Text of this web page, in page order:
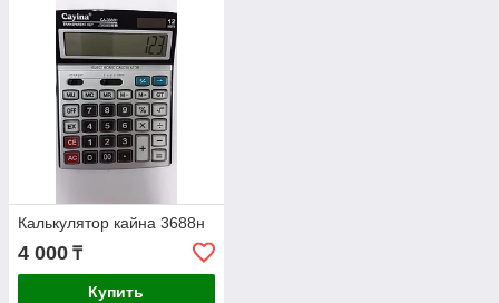
Калькулятор кайна 3688н
4 000 ₸
Купить